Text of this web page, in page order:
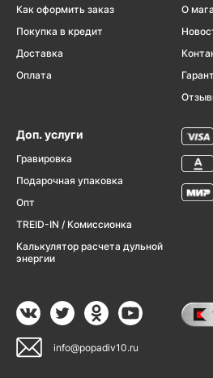
Как оформить заказ
Покупка в кредит
Доставка
Оплата
О
Доп. услуги
Гравировка
Подарочная упаковка
Опт
TREID-IN / Комиссионка
Калькулятор расчета дульной
энергии
info@popadiv10.ru